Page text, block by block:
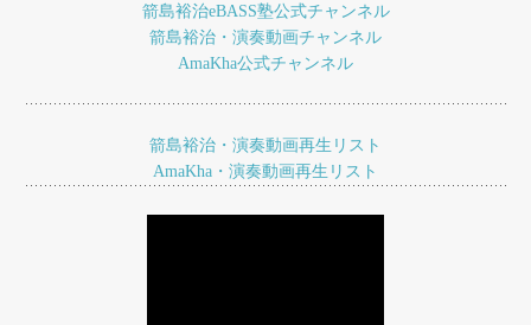
シ
ン
箭島裕治eBASS塾公式チャンネル
箭島裕治・演奏動画チャンネル
AmaKha公式チャンネル
箭島裕治・演奏動画再生リスト
AmaKha・演奏動画再生リスト